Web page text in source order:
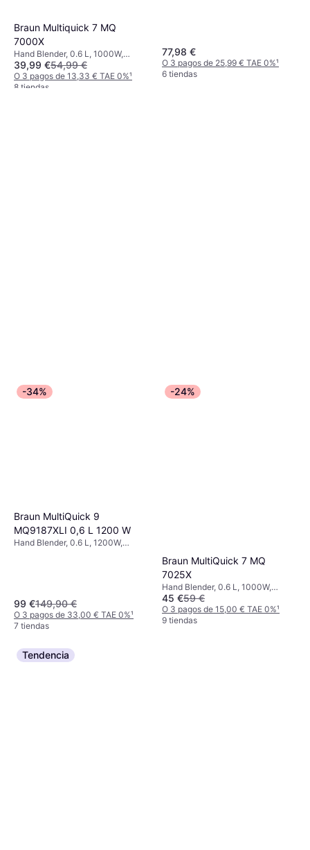
Braun Multiquick 7 MQ
7000X
Hand Blender, 0.6 L, 1000W,
Negro, Pieza Desmontable,
Control de Velocidad Variable, Pie
de Acero Inoxidable, Vaso medidor
39,99 €54,99 €
O 3 pagos de 13,33 € TAE 0%¹
8 tiendas
77,98 €
O 3 pagos de 25,99 € TAE 0%¹
6 tiendas
-34%
Braun MultiQuick 9
MQ9187XLI 0,6 L 1200 W
Hand Blender, 0.6 L, 1200W,
Triturador de Hielo, Pie de Acero
Inoxidable, Control de Velocidad
Variable, Incl. Rallador, Cuenco,
Machacador, Batidor, Vaso
99 €149,90 €
O 3 pagos de 33,00 € TAE 0%¹
7 tiendas
-24%
Braun MultiQuick 7 MQ
7025X
Hand Blender, 0.6 L, 1000W,
Negro, Accesorio Aptos para
Lavavajillas, Pie de Acero
Inoxidable, Control de Velocidad
45 €59 €
O 3 pagos de 15,00 € TAE 0%¹
9 tiendas
Tendencia